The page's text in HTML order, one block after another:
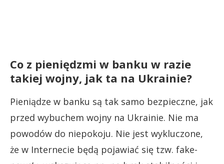
Co z pieniędzmi w banku w razie
takiej wojny, jak ta na Ukrainie?
Pieniądze w banku są tak samo bezpieczne, jak
przed wybuchem wojny na Ukrainie. Nie ma
powodów do niepokoju. Nie jest wykluczone,
że w Internecie będą pojawiać się tzw. fake-